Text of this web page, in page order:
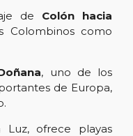
de Colón hacia
Colombinos como
, uno de los
de Europa,
ofrece playas